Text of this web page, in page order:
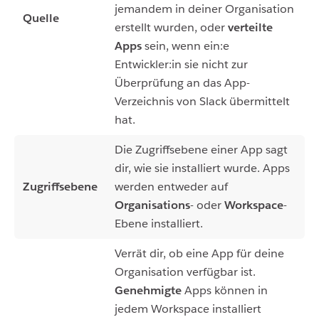
Quelle
jemandem in deiner Organisation
erstellt wurden, oderverteilte
Appssein, wenn ein:e
Entwickler:in sie nicht zur
Überprüfung an das App-
Verzeichnis von Slack übermittelt
hat.
Zugriffsebene
Die Zugriffsebene einer App sagt
dir, wie sie installiert wurde. Apps
werden entweder auf
Organisations- oderWorkspace-
Ebene installiert.
Verrät dir, ob eine App für deine
Organisation verfügbar ist.
GenehmigteApps können in
jedem Workspace installiert